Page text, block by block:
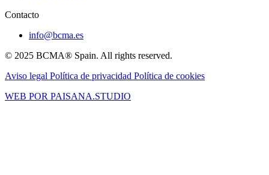
Contacto
info@bcma.es
© 2025 BCMA® Spain. All rights reserved.
Aviso legal Política de privacidad Política de cookies
WEB POR PAISANA.STUDIO